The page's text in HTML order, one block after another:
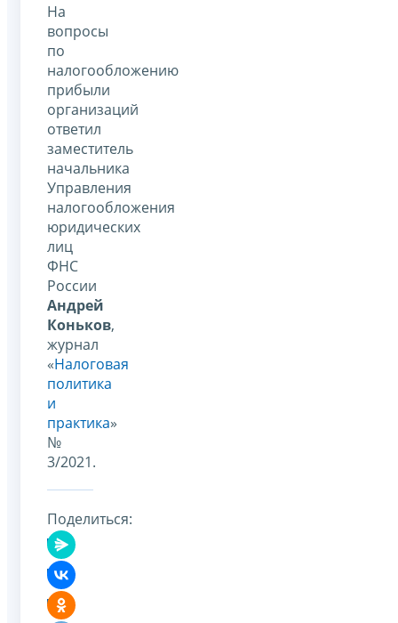
На
вопросы
по
налогообложению
прибыли
организаций
ответил
заместитель
начальника
Управления
налогообложения
юридических
лиц
ФНС
России
Андрей
Коньков,
журнал
«Налоговая
политика
и
практика»
№
3/2021.
Поделиться: